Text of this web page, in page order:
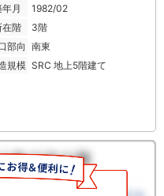
年月
1982/02
在階
3階
部向 南東
規模 SRC 地上5階建て